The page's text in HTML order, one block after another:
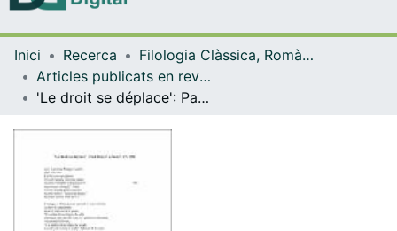
Navega per tot el DD
Com publicar
Inici Recerca
Filologia Clàssica, Romànica i Semítica
Articles publicats en revistes (Filologia Clàssica, Romànica i Semítica)
'Le droit se déplace': Paul Mazon e Aesch. Ch. 308